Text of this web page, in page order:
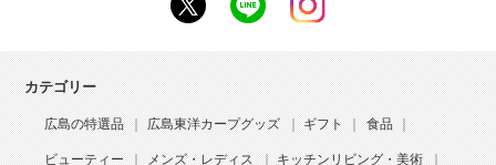
カテゴリー
広島の特選品 広島東洋カープグッズ ギフト 食品
ビューティー メンズ・レディス キッチンリビング・美術